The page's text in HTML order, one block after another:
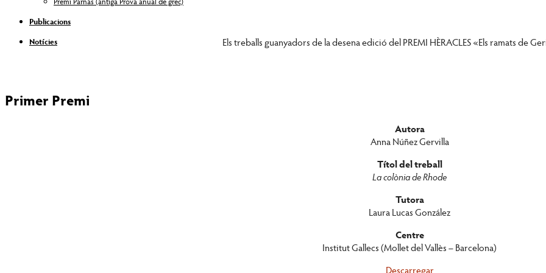
Publicacions
Notícies
Els treballs guanyadors de la desena edició del PREMI HÈRACLES «Els ramats de
Primer Premi
Autora
Anna Núñez Gervilla
Títol del treball
La colònia de Rhode
Tutora
Laura Lucas González
Centre
Institut Gallecs (Mollet del Vallès – Barcelona)
Descarregar